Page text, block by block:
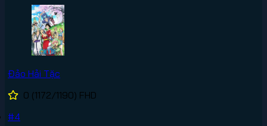
Đảo Hải Tặc
0 (1172/1190) FHD
#4